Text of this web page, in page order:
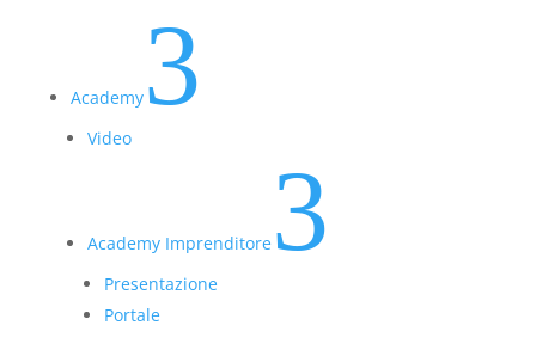
Academy3
Video
Academy Imprenditore3
Presentazione
Portale